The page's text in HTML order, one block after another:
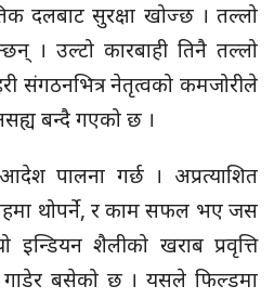
दलबाट सुरक्षा खोज्छ । तल्लो
। उल्टो कारबाही तिनै तल्लो
संगठनभित्र नेतृत्वको कमजोरीले
बन्दै गएको छ ।
पालना गर्छ । अप्रत्याशित
थोपर्ने, र काम सफल भए जस
शैलीको खराब प्रवृत्ति
गाडेर बसेको छ । यसले फिल्डमा